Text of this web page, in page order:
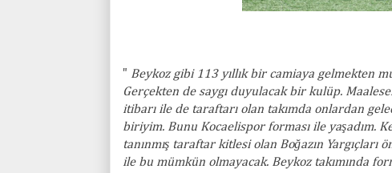
" Beykoz gibi 113 yıllık bir camiaya gelmekten
Gerçekten de saygı duyulacak bir kulüp.
itibarı ile de taraftarı olan takımda onlardan
biriyim. Bunu Kocaelispor forması ile yaşadım.
tanınmış taraftar kitlesi olan Boğazın
ile bu mümkün olmayacak. Beykoz takımında